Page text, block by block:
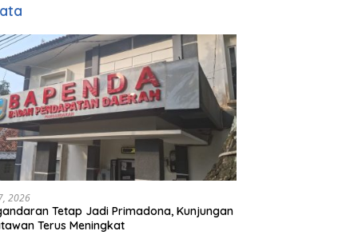
2026
Tetap Jadi Primadona, Kunjungan
Terus Meningkat